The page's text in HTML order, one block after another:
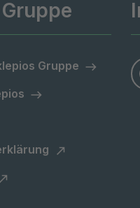
Gruppe